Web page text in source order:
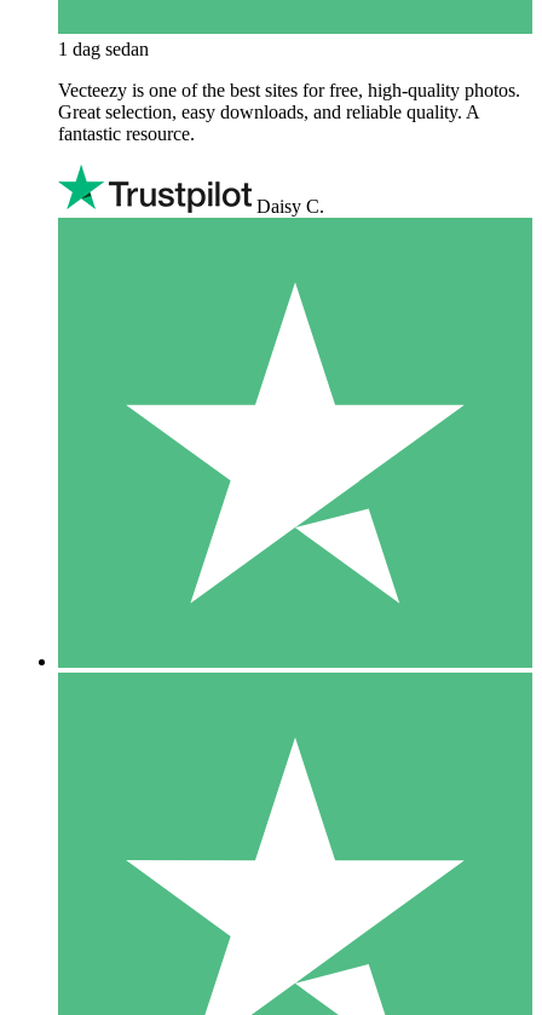
1 dag sedan
Vecteezy is one of the best sites for free, high‑quality photos.
Great selection, easy downloads, and reliable quality. A
fantastic resource.
Daisy C.